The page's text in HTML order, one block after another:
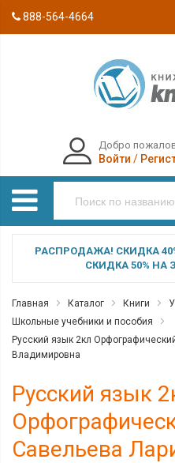
888-564-4664
Добро
Войти /
РАСПРОДАЖА! СКИДКА
СКИДКА 50% НА
Главная Каталог Книги
Школьные учебники и пособия
Русский язык 2кл
Владимировна
Русский язык
Савельева